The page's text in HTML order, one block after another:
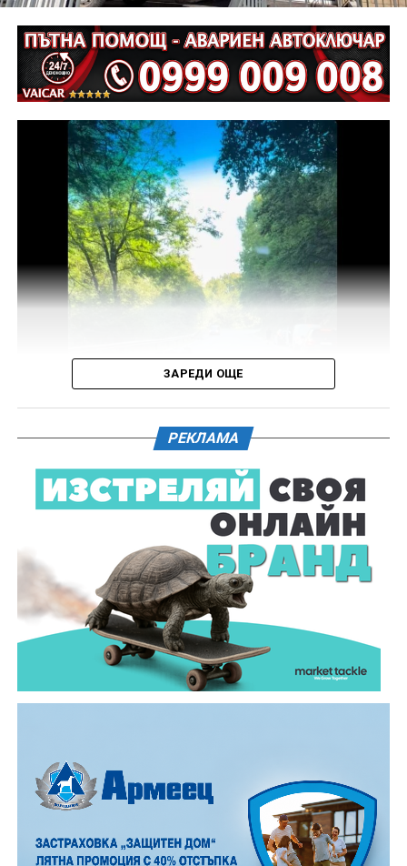
Извършена е аутопсия на тялото на пострадалия и е
назначена съдебномедицинска експертиза.
Предстои назначаването на автотехническа
експертиза относно причините и механизма на
възникналото пътнотранспортно произшествие.
На полицейските органи са възложени оперативно –
издирвателни мероприятия, свързани с
установяване на предходно преминали по трасето
на инкриминираната дата моторни превозни
средства, с евентуално последвало
компрометиране на пътната настилка.
Във връзка с изясняване на този въпрос предстои
назначаване на химическа експертиза на иззети в
Действията по разследването продължават под
ръководството на Окръжна прокуратура – Габрово.
61-годишен мъж от севлиевското село Шумата
загуби живота след като катастрофира с мотор.
Тежкият инцидент е станал в събота, 1 август, около
10.00 часа в прохода Шипка. По данни на полицията
мотористът е самокатастрофирал.
На място незабавно е бил изпратен полицейски
екип, който установил самоличността на водача. Той
е бил транспортиран в габровската болница, където
по-късно починал.
Според първоначалната информация водачът се е
Причините за инцидента са в процес на изясняване.
ЗАРЕДИ ОЩЕ
РЕКЛАМА